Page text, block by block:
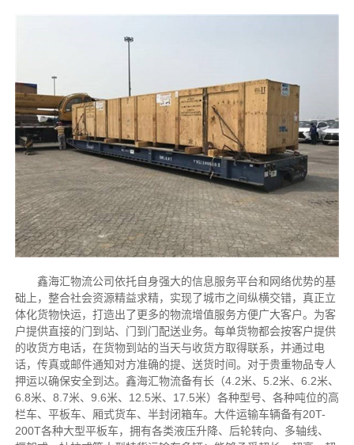
鑫海汇物流公司依托自身强大的信息服务平台和网络优势的基
础上，整合社会资源精益求精，实现了城市之间纵横交错，真正立
体化货物快运，打造出了更多的物流增值服务方便广大客户。为客
户提供直接的门到站、门到门配送业务。每单货物都会按客户提供
的收货方电话，在货物到站的当天与收货方取得联系，并通过电
话，传真或邮件通知对方准确的提、送货时间。对于贵重物品专人
押运以确保安全到达。鑫海汇物流备有长（4.2米、5.2米、6.2米、
6.8米、8.7米、9.6米、12.5米、17.5米）各种型号、各种吨位的高
栏车、平板车、厢式货车、半封闭箱车。大件运输车辆备有20T-
200T各种大型平板车，拥有各类液压升降、后轮转向、多轴线、